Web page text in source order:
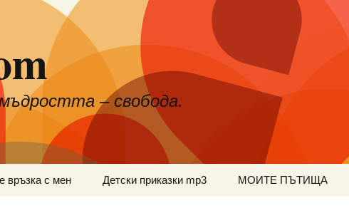
– свобода.
връзка с мен Детски приказки mp3 МОИТЕ ПЪТИЩА